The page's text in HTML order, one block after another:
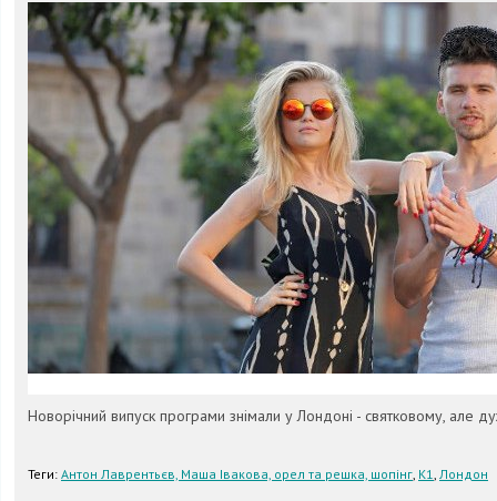
Новорічний випуск програми знімали у Лондоні - святковому, але
Теги: Антон Лаврентьєв, Маша Івакова, орел та решка, шопінг, К1, Лондон